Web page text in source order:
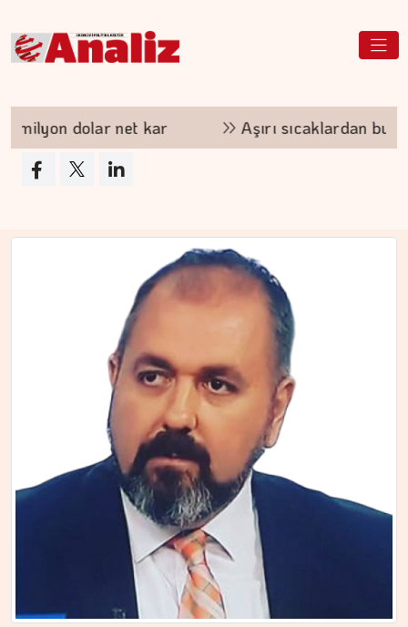
kar Aşırı sıcaklardan bu yıl AB ekonomisi